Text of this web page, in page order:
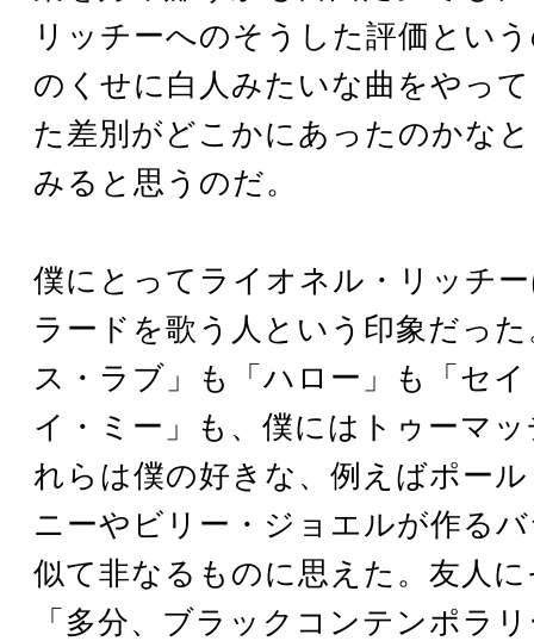
リッチーへのそうした評価とい
のくせに白人みたいな曲をやっ
た差別がどこかにあったのかな
みると思うのだ。
僕にとってライオネル・リッチ
ラードを歌う人という印象だっ
ス・ラブ」も「ハロー」も「セ
イ・ミー」も、僕にはトゥーマ
れらは僕の好きな、例えばポー
ニーやビリー・ジョエルが作る
似て非なるものに思えた。友人
「多分、ブラックコンテンポラ